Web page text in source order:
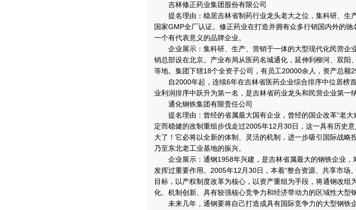
吉林修正药业集团股份有限公司
提名理由：稳居吉林省制药行业龙头老大之位，集科研、生
国家GMP全厂认证。修正药业在打造并拥有众多行销国内外的驰
一个有代表意义的品牌企业。
企业展示：集科研、生产、营销于一体的大型现代化民营企
销总部设在北京。产业布局从医药名城通化，延伸到柳河、双阳
等地。集团下辖18个全资子公司，有员工20000余人，资产总额
自2000年起，连续6年在吉林省医药企业综合排序中位居榜
业利润排序中跃升为第一名，是吉林省药业龙头和民营企业第一
通化钢铁集团有限责任公司
提名理由：曾经的省属最大国有企业，曾经的国企改革“老大
定而稳健的改制重组步伐走过2005年12月30日，这一具有历史
大了！它必将以全新的体制、灵活的机制，进一步吸引国际战略
乃至东北老工业基地的振兴。
企业展示：通钢1958年兴建，是吉林省属最大的钢铁企业，
发挥过重要作用。2005年12月30日，本着“整合资源、共享市场
目标，以产权制度改革为核心，以资产重组为手段，将通钢改组
化、机制创新、具有较强核心竞争力和经济带动力的区域性大型
未来几年，通钢要将自己打造成具有国际竞争力的大型钢铁